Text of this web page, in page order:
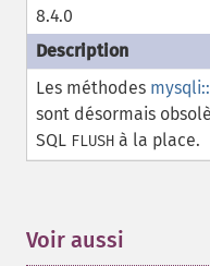
8.4.0
Les méthodes
sont désormais
SQL FLUSH à la place.
Voir aussi